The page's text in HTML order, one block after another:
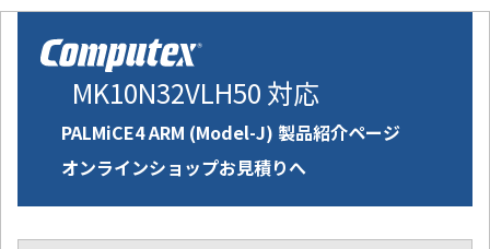
MK10N32VLH50 対応
PALMiCE4 ARM (Model-J) 製品紹介ページ
オンラインショップお見積りへ